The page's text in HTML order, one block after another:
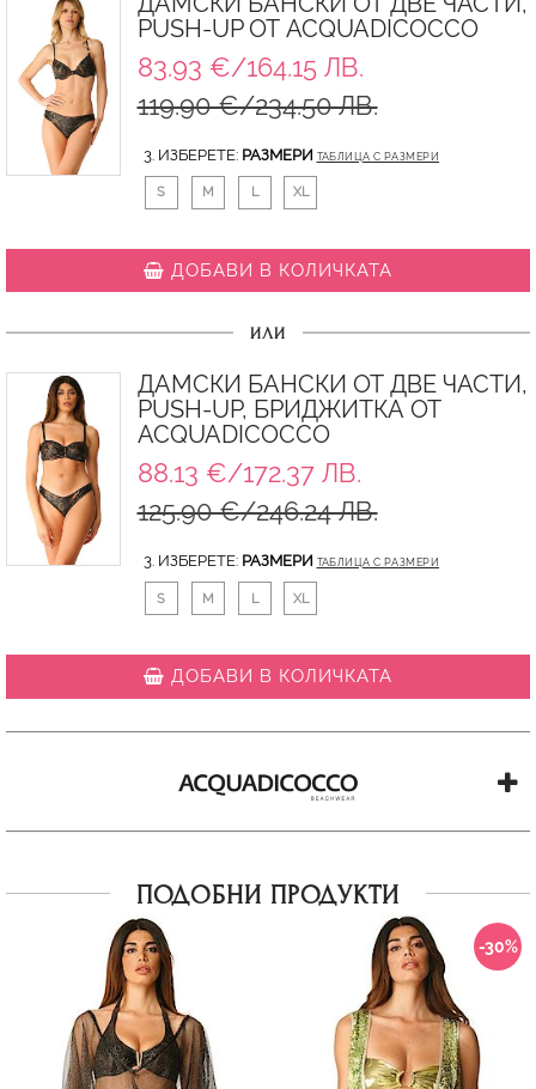
PUSH-UP ОТ ACQUADICOCCO
83.93 €/164.15 ЛВ.
119.90 €/234.50 ЛВ.
3. ИЗБЕРЕТЕ: РАЗМЕРИ ТАБЛИЦА С РАЗМЕРИ
S M L XL
ДОБАВИ В КОЛИЧКАТА
ИЛИ
ДАМСКИ БАНСКИ ОТ ДВЕ ЧАСТИ,
PUSH-UP, БРИДЖИТКА ОТ
ACQUADICOCCO
88.13 €/172.37 ЛВ.
125.90 €/246.24 ЛВ.
3. ИЗБЕРЕТЕ: РАЗМЕРИ ТАБЛИЦА С РАЗМЕРИ
S M L XL
ДОБАВИ В КОЛИЧКАТА
ПОДОБНИ ПРОДУКТИ
-30%